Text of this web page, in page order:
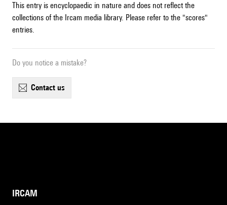
This entry is encyclopaedic in nature and does not reflect the
collections of the Ircam media library. Please refer to the "scores"
entries.
Do you notice a mistake?
contact us
IRCAM